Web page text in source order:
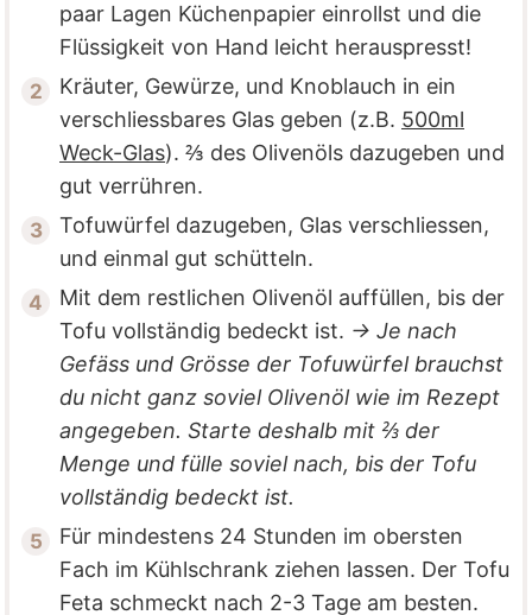
paar Lagen Küchenpapier einrollst und die
Flüssigkeit von Hand leicht herauspresst!
Kräuter, Gewürze, und Knoblauch in ein
verschliessbares Glas geben (z.B. 500ml
Weck-Glas). ⅔ des Olivenöls dazugeben und
gut verrühren.
Tofuwürfel dazugeben, Glas verschliessen,
und einmal gut schütteln.
Mit dem restlichen Olivenöl auffüllen, bis der
Tofu vollständig bedeckt ist. → Je nach
Gefäss und Grösse der Tofuwürfel brauchst
du nicht ganz soviel Olivenöl wie im Rezept
angegeben. Starte deshalb mit ⅔ der
Menge und fülle soviel nach, bis der Tofu
vollständig bedeckt ist.
Für mindestens 24 Stunden im obersten
Fach im Kühlschrank ziehen lassen. Der Tofu
Feta schmeckt nach 2-3 Tage am besten.